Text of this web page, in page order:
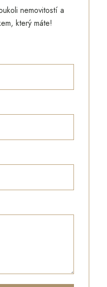
nemovitostí a
který máte!